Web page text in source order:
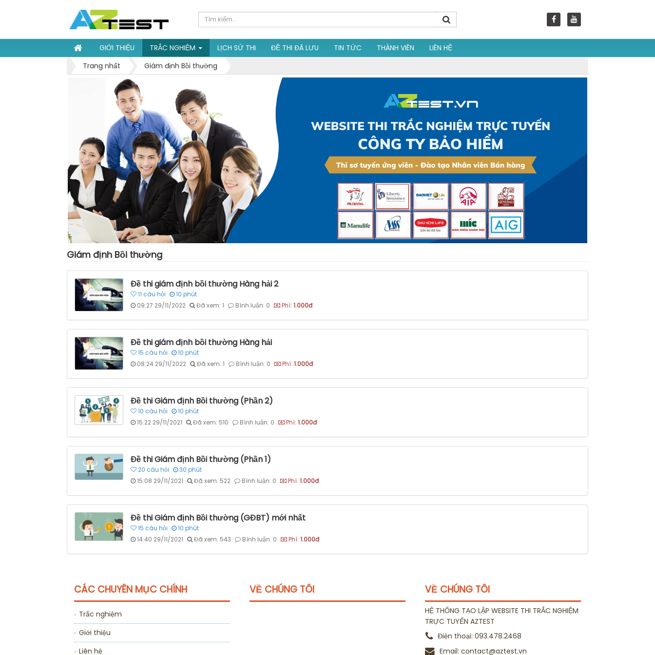
GIỚI THIỆU TRẮC NGHIỆM LỊCH SỬ THI ĐỀ THI ĐÃ LƯU TIN TỨC THÀNH VIÊN
LIÊN HỆ
Trang nhất
Giám định Bồi thường
Giám định Bồi thường
Đề thi giám định bồi thường Hàng hải 2
11 câu hỏi 10 phút
09:27 29/11/2022
Đã xem: 1 Bình luận: 0 Phí: 1.000đ
Đề thi giám định bồi thường Hàng hải
15 câu hỏi 10 phút
08:24 29/11/2022
Đã xem: 1 Bình luận: 0 Phí: 1.000đ
Đề thi Giám định Bồi thường (Phần 2)
10 câu hỏi 10 phút
15:22 29/11/2021
Đã xem: 510 Bình luận: 0 Phí: 1.000đ
Đề thi Giám định Bồi thường (Phần 1)
20 câu hỏi 30 phút
15:08 29/11/2021
Đã xem: 522 Bình luận: 0 Phí: 1.000đ
Đề thi Giám định Bồi thường (GĐBT) mới nhất
15 câu hỏi 10 phút
14:40 29/11/2021
Đã xem: 543 Bình luận: 0 Phí: 1.000đ
CÁC CHUYÊN MỤC CHÍNH
Trắc nghiệm
Giới thiệu
Liên hệ
VỀ CHÚNG TÔI VỀ CHÚNG TÔI
HỆ THỐNG TẠO LẬP WEBSITE THI TRẮC NGHIỆM
TRỰC TUYẾN AZTEST
Điện thoại: 093.478.2468
Email: contact@aztest.vn